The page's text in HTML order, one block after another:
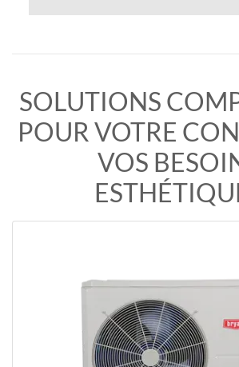
SOLUTIONS
POUR VOTRE
VOS